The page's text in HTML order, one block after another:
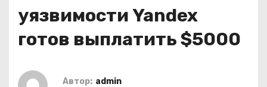
уязвимости Yandex
готов выплатить $5000
Автор: admin